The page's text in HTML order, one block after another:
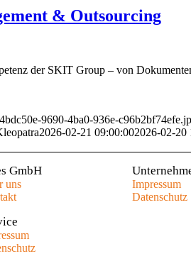
& Outsourcing
der SKIT Group – von
9690-4ba0-936e-
2026-02-21 09:00:002026-02-20
GmbH
uns
Impressum
Datenschutz